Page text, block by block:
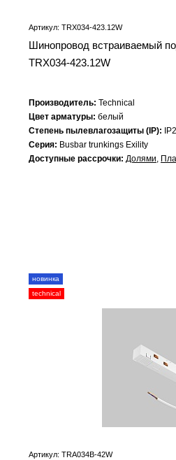
Артикул: TRX034-423.12W
Шинопровод встраиваемый
TRX034-423.12W
Производитель: Technical
Цвет арматуры: белый
Степень пылевлагозащиты (IP):
Серия: Busbar trunkings Exility
Доступные рассрочки: Долями,
новинка
technical
Артикул: TRA034B-42W